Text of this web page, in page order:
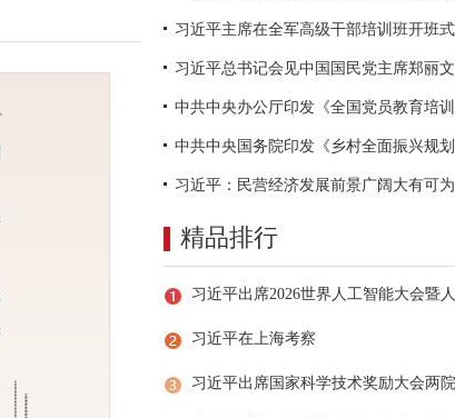
习近平总书记会见中国国民党主席郑丽文
精品排行
习近平在上海考察